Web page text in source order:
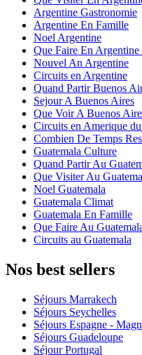
Argentine Gastronomie
Argentine En Famille
Noel Argentine
Que Faire En Argentine
Nouvel An Argentine
Circuits en Argentine
Quand Partir Buenos
Sejour A Buenos Aires
Que Voir A Buenos
Circuits en Amerique
Combien De Temps
Guatemala Culture
Quand Partir Au
Que Visiter Au
Noel Guatemala
Guatemala Climat
Guatemala En Famille
Que Faire Au
Circuits au Guatemala
Nos best sellers
Séjours Marrakech
Séjours Seychelles
Séjours Espagne -
Séjours Guadeloupe
Séjour Portugal